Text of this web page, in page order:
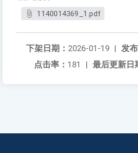
1140014369_1.pdf
发
下架日期： 2026-01-19 |
最后更新日
点击率： 181 |